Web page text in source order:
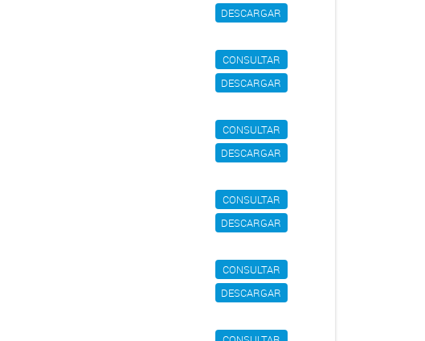
DESCARGAR
CONSULTAR
DESCARGAR
CONSULTAR
DESCARGAR
CONSULTAR
DESCARGAR
CONSULTAR
DESCARGAR